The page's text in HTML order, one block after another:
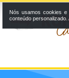
Nós usamos cookies e
conteúdo